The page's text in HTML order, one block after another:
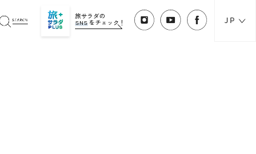
旅サラダの
SNS をチェック！ JP